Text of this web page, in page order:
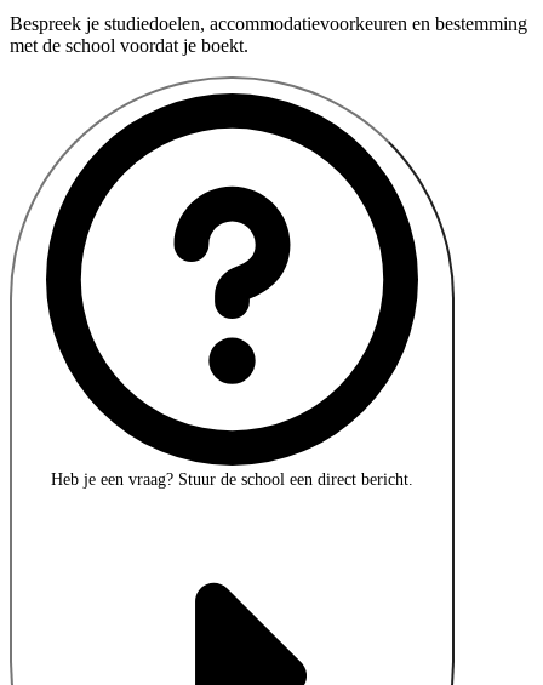
Bespreek je studiedoelen, accommodatievoorkeuren en bestemming
met de school voordat je boekt.
Heb je een vraag? Stuur de school een direct bericht.